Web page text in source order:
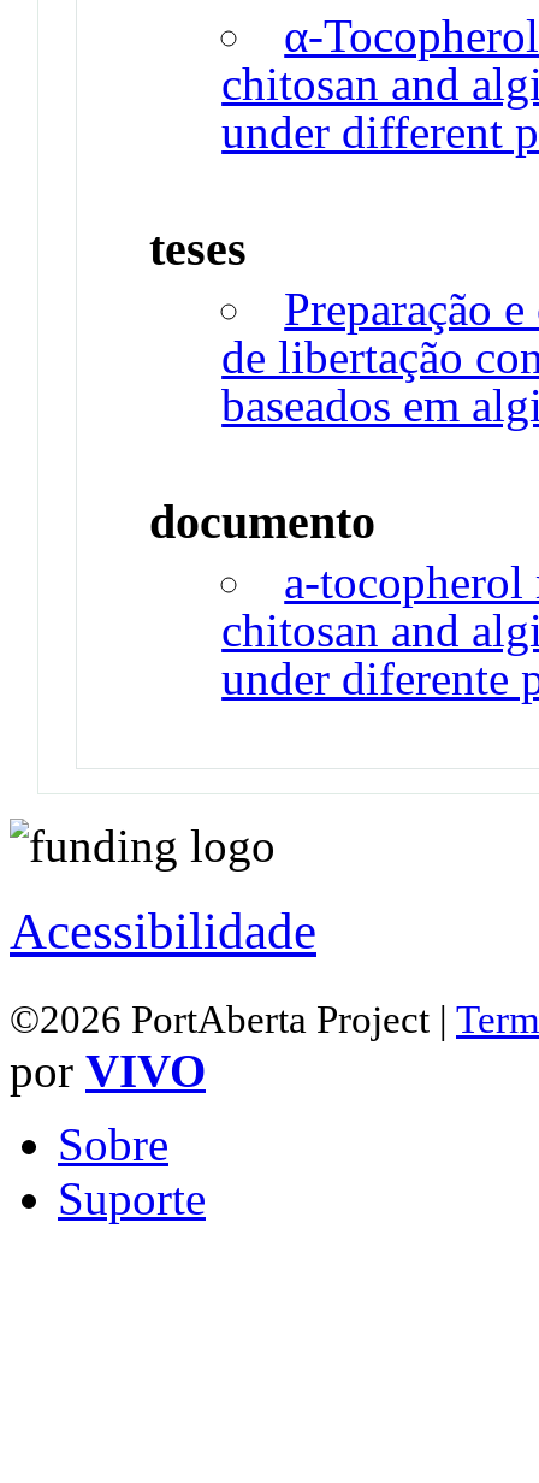
α-
chitosan and
under different
teses
Preparação
de libertação
baseados em
documento
a-
chitosan and
under diferente
Acessibilidade
©2026 PortAberta Project |
por VIVO
Sobre
Suporte